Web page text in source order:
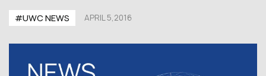
#UWC NEWS APRIL 5,2016